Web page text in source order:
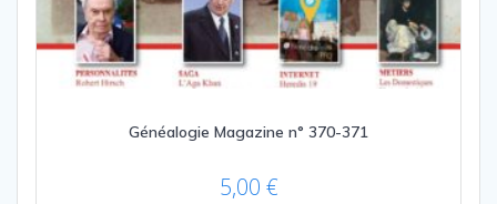
Généalogie Magazine n° 370-371
5,00 €